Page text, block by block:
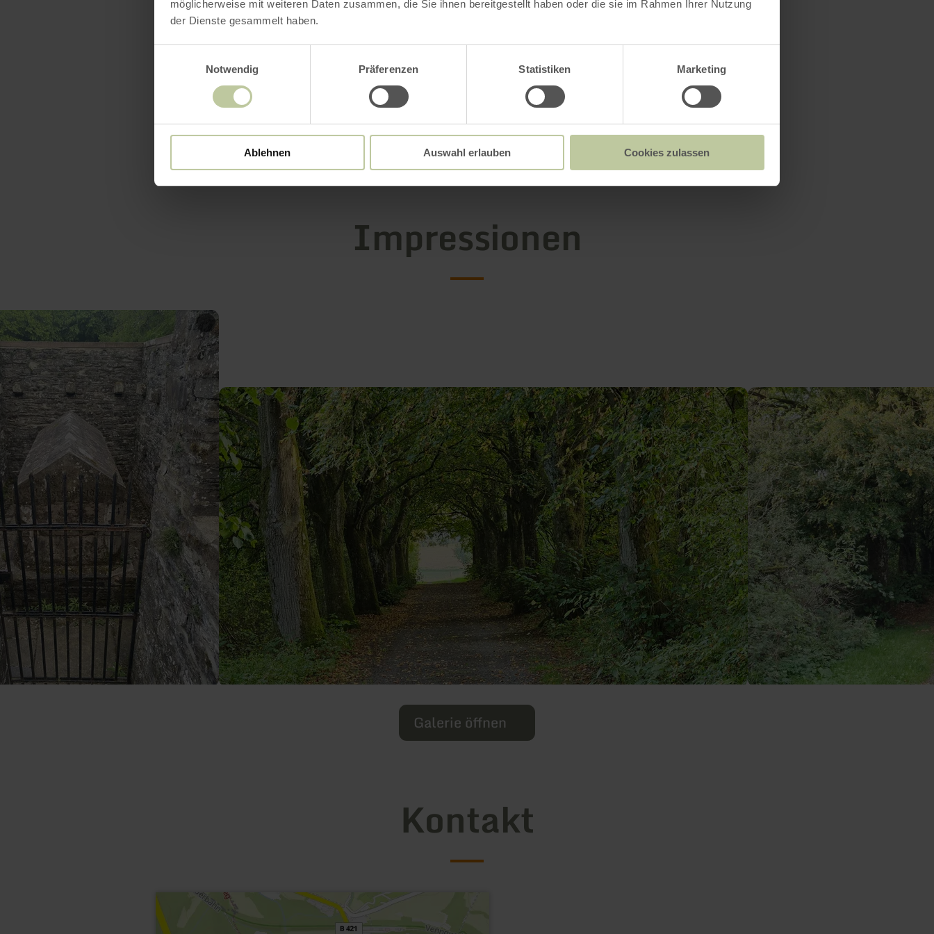
möglicherweise mit weiteren Daten zusammen, die Sie ihnen bereitgestellt haben oder die sie im Rahmen Ihrer Nutzung
der Dienste gesammelt haben.
Notwendig
Präferenzen Statistiken Marketing
Ablehnen Auswahl erlauben Cookies zulassen
Namen eingemeißelt.
Soldaten, sondern auch Zivilisten, kostete, wurde im Ort am Friedhof
nördlich der Gemeinde ein großer Ehrenfriedhof mit Gedenkstätte für
über 400 Tote errichtet. Dort wird jährlich am Volkstrauertag, Mitte
November, der Kriegstoten gedacht.
Impressionen
Galerie öffnen
Kontakt